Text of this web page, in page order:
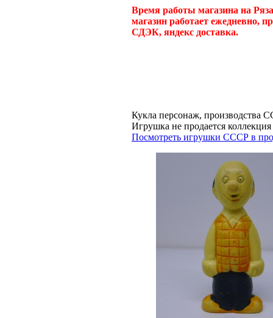
Время работы магазина на
магазин работает ежедневно,
СДЭК, яндекс доставка.
Кукла персонаж, производства
Игрушка не продается
Посмотреть игрушки СССР в